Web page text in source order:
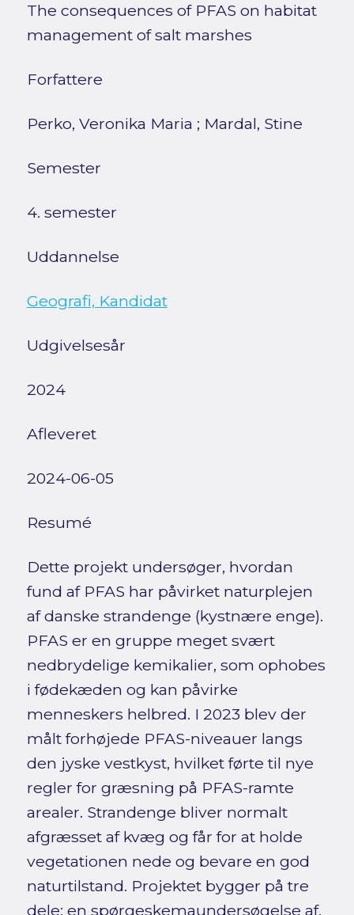
The consequences of PFAS on habitat
management of salt marshes
Forfattere
Perko, Veronika Maria ; Mardal, Stine
Semester
4. semester
Uddannelse
Geografi, Kandidat
Udgivelsesår
2024
Afleveret
2024-06-05
Resumé
Dette projekt undersøger, hvordan
fund af PFAS har påvirket naturplejen
af danske strandenge (kystnære enge).
PFAS er en gruppe meget svært
nedbrydelige kemikalier, som ophobes
i fødekæden og kan påvirke
menneskers helbred. I 2023 blev der
målt forhøjede PFAS-niveauer langs
den jyske vestkyst, hvilket førte til nye
regler for græsning på PFAS-ramte
arealer. Strandenge bliver normalt
afgræsset af kvæg og får for at holde
vegetationen nede og bevare en god
naturtilstand. Projektet bygger på tre
dele: en spørgeskemaundersøgelse af,